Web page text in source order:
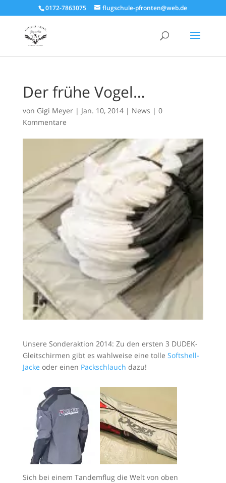
0172-7863075 flugschule-pfronten@web.de
Der frühe Vogel…
von Gigi Meyer| Jan. 10, 2014| News | 0
Kommentare
Unsere Sonderaktion 2014: Zu den ersten 3 DUDEK-
Gleitschirmen gibt es wahlweise eine tolle Softshell-
Jacke oder einen Packschlauch dazu!
Sich bei einem Tandemflug die Welt von oben